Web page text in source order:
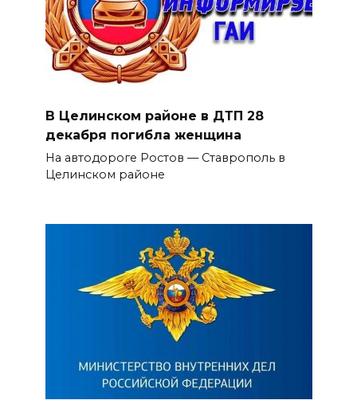
В Целинском районе в ДТП 28
декабря погибла женщина
На автодороге Ростов — Ставрополь в
Целинском районе